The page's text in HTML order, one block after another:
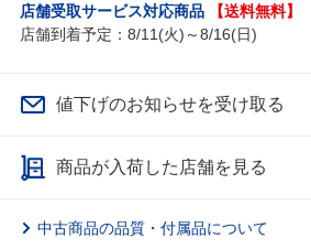
店舗受取サービス対応商品
【送料無料】
店舗到着予定：8/11(火)～8/16(日)
値下げのお知らせを受け取る
商品が入荷した店舗を見る
中古商品の品質・付属品について